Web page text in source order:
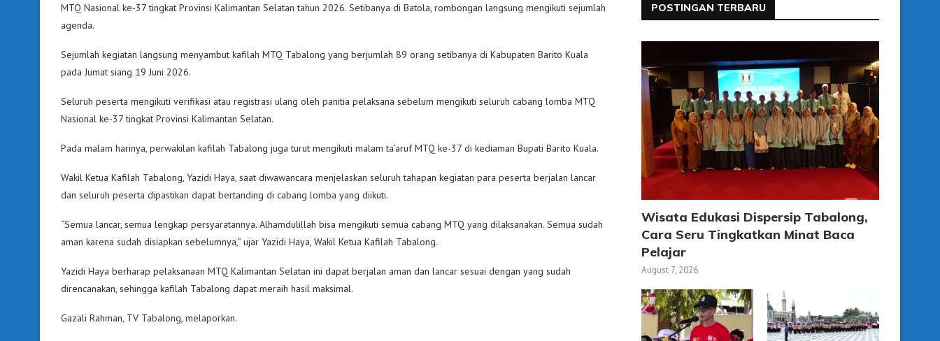
MTQ Nasional ke-37 tingkat Provinsi Kalimantan Selatan tahun 2026. Setibanya di Batola, rombongan langsung mengikuti sejumlah
agenda.
Sejumlah kegiatan langsung menyambut kafilah MTQ Tabalong yang berjumlah 89 orang setibanya di Kabupaten Barito Kuala
pada Jumat siang 19 Juni 2026.
Seluruh peserta mengikuti verifikasi atau registrasi ulang oleh panitia pelaksana sebelum mengikuti seluruh cabang lomba MTQ
Nasional ke-37 tingkat Provinsi Kalimantan Selatan.
Pada malam harinya, perwakilan kafilah Tabalong juga turut mengikuti malam ta’aruf MTQ ke-37 di kediaman Bupati Barito Kuala.
Wakil Ketua Kafilah Tabalong, Yazidi Haya, saat diwawancara menjelaskan seluruh tahapan kegiatan para peserta berjalan lancar
dan seluruh peserta dipastikan dapat bertanding di cabang lomba yang diikuti.
“Semua lancar, semua lengkap persyaratannya. Alhamdulillah bisa mengikuti semua cabang MTQ yang dilaksanakan. Semua sudah
aman karena sudah disiapkan sebelumnya,” ujar Yazidi Haya, Wakil Ketua Kafilah Tabalong.
Yazidi Haya berharap pelaksanaan MTQ Kalimantan Selatan ini dapat berjalan aman dan lancar sesuai dengan yang sudah
direncanakan, sehingga kafilah Tabalong dapat meraih hasil maksimal.
Gazali Rahman, TV Tabalong, melaporkan.
POSTINGAN TERBARU
Wisata Edukasi Dispersip Tabalong,
Cara Seru Tingkatkan Minat Baca
Pelajar
August 7, 2026